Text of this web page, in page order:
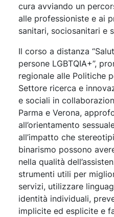
cura avviando un
alle professioniste e ai
sanitari, sociosanitari e
Il corso a distanza
persone LGBTQIA+”,
regionale alle Politiche
Settore ricerca e
e sociali in
Parma e Verona,
all’orientamento
all’impatto che
binarismo possono
nella qualità
strumenti utili per
servizi, utilizzare
identità individuali,
implicite ed esplicite e